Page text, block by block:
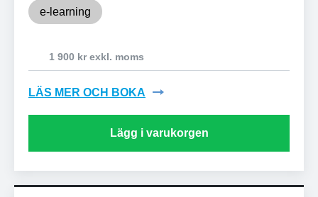
e-learning
1 900 kr exkl. moms
LÄS MER OCH BOKA
Lägg i varukorgen